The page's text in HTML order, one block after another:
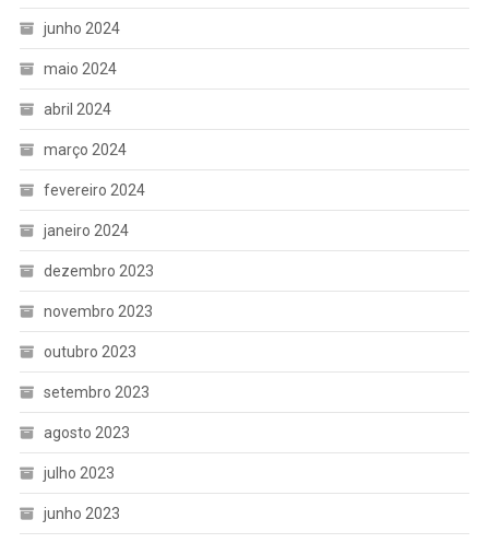
junho 2024
maio 2024
abril 2024
março 2024
fevereiro 2024
janeiro 2024
dezembro 2023
novembro 2023
outubro 2023
setembro 2023
agosto 2023
julho 2023
junho 2023